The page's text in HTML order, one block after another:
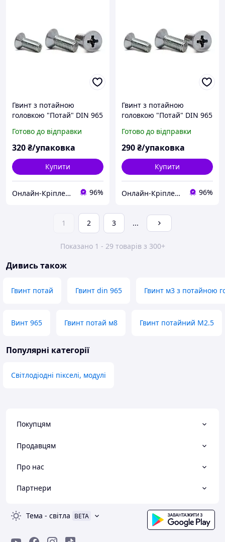
Гвинт з потайною
головкою "Потай" DIN 965
Готово до відправки
320₴/упаковка
Купити
Онлайн-Кріплення 96%
Гвинт з потайною
головкою "Потай" DIN 965
Готово до відправки
290₴/упаковка
Купити
Онлайн-Кріплення 96%
1 2 3 ...
Показано 1 - 29 товарів з 300+
Дивись також
Гвинт потай Гвинт din 965 Гвинт м3 з потайною
Винт 965 Гвинт потай м8 Гвинт потайний М2.5
Популярні категорії
Світлодіодні пікселі, модулі
Покупцям
Продавцям
Про нас
Партнери
Тема - світла BETA